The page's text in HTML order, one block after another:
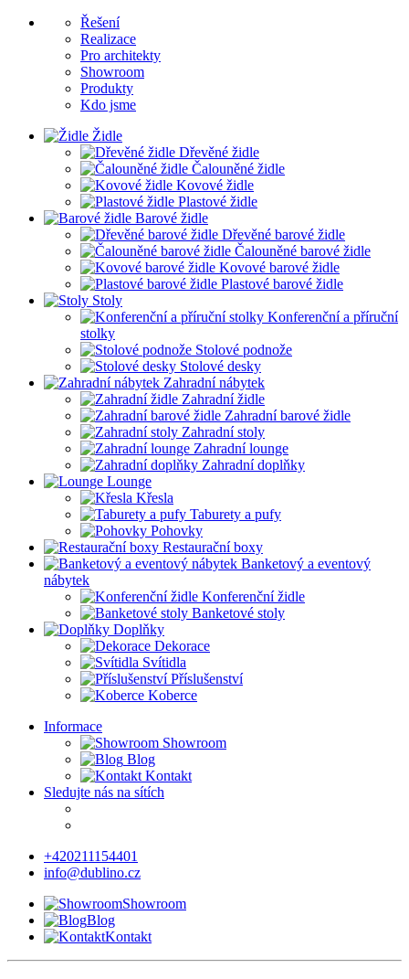
Řešení
Realizace
Pro architekty
Showroom
Produkty
Kdo jsme
Židle
Dřevěné židle
Čalouněné židle
Kovové židle
Plastové židle
Barové židle
Dřevěné barové židle
Čalouněné barové židle
Kovové barové židle
Plastové barové židle
Stoly
Konferenční a příruční
stolky
Stolové podnože
Stolové desky
Zahradní nábytek
Zahradní židle
Zahradní barové židle
Zahradní stoly
Zahradní lounge
Zahradní doplňky
Lounge
Křesla
Taburety a pufy
Pohovky
Restaurační boxy
Banketový a eventový
nábytek
Konferenční židle
Banketové stoly
Doplňky
Dekorace
Svítidla
Příslušenství
Koberce
Informace
Showroom
Blog
Kontakt
Sledujte nás na sítích
+420211154401
info@dublino.cz
Showroom
Blog
Kontakt